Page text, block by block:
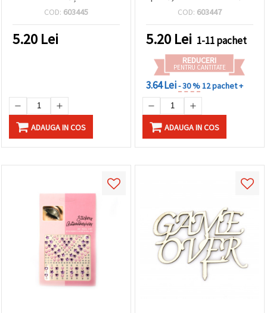
COD: 603445
5.20 Lei
ADAUGA IN COS
159 bucăți
COD: 603447
5.20 Lei 1-11 pachet
REDUCERI
PENTRU CANTITATE
3.64 Lei- 30 %12 pachet +
ADAUGA IN COS